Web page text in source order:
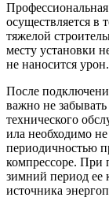
осуществляется в
тяжелой
месту установки
не наносится урон.
После
важно не
технического
ила необходимо
периодичностью
компрессоре. При
зимний период ее
источника